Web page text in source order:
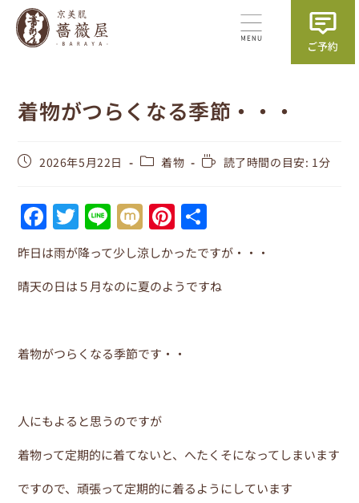
着物がつらくなる季節・・・
2026年5月22日 着物 読了時間の目安: 1分
F
a
c
e
o
o
T
w
itt
er
Li
n
e
M
ix
i
Pi
nt
er
e
有
昨日は雨が降って少し涼しかったですが・・・
晴天の日は５月なのに夏のようですね
着物がつらくなる季節です・・
人にもよると思うのですが
着物って定期的に着てないと、へたくそになってしまいます
ですので、頑張って定期的に着るようにしています